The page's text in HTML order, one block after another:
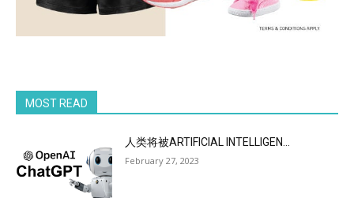
MOST READ
人类将被ARTIFICIAL INTELLIGEN...
February 27, 2023